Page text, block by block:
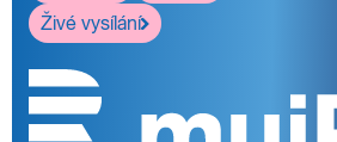
Živé vysílání